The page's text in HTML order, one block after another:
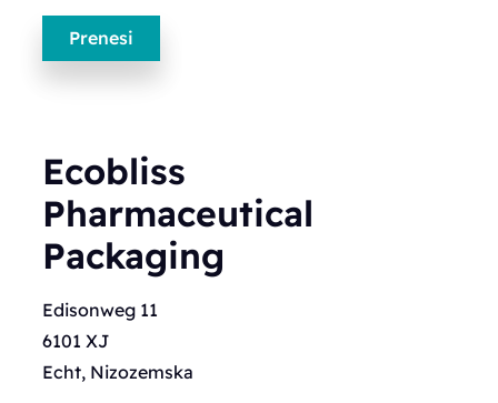
Ecobliss
Pharmaceutical
Packaging
Edisonweg 11
6101 XJ
Echt, Nizozemska